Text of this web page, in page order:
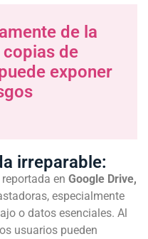
de la
de
exponer
irreparable:
en Google Drive,
especialmente
o datos esenciales. Al
usuarios pueden